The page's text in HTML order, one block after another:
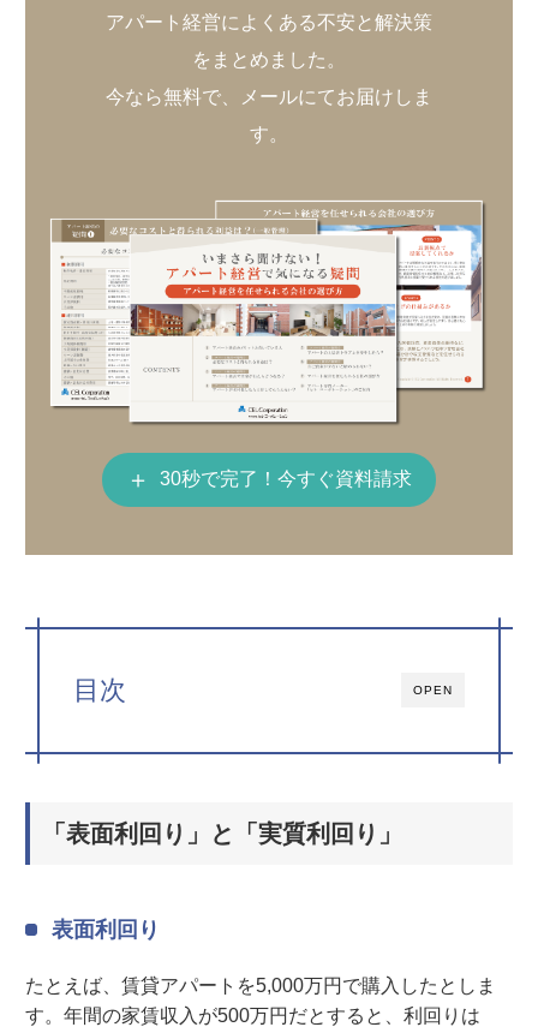
アパート経営によくある不安と解決策
をまとめました。
今なら無料で、メールにてお届けしま
す。
＋ 30秒で完了！今すぐ資料請求
OPEN
目次
「表面利回り」と「実質利回り」
表面利回り
たとえば、賃貸アパートを5,000万円で購入したとしま
す。年間の家賃収入が500万円だとすると、利回りは